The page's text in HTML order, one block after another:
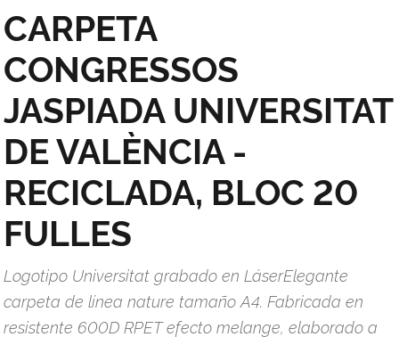
CARPETA
CONGRESSOS
JASPIADA UNIVERSITAT
DE VALÈNCIA -
RECICLADA, BLOC 20
FULLES
Logotipo Universitat grabado en LáserElegante
carpeta de línea nature tamaño A4. Fabricada en
resistente 600D RPET efecto melange, elaborado a